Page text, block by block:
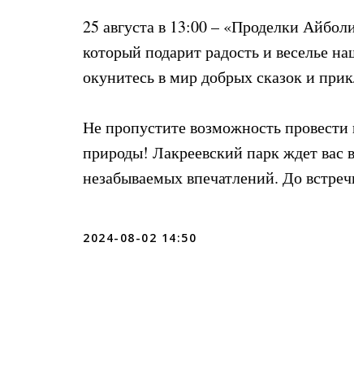
25 августа в 13:00 – «Проделки
который подарит радость и веселье
окунитесь в мир добрых сказок и
Не пропустите возможность
природы! Лакреевский парк ждет вас
незабываемых впечатлений. До
2024-08-02 14:50